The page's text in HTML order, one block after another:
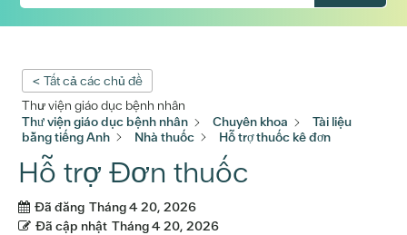
< Tất cả các chủ đề
Thư viện giáo dục bệnh nhân
Thư viện giáo dục bệnh nhân
Chuyên khoa
Tài liệu
bằng tiếng Anh
Nhà thuốc Hỗ trợ thuốc kê đơn
Hỗ trợ Đơn thuốc
Đã đăng Tháng 4 20, 2026
Đã cập nhật Tháng 4 20, 2026